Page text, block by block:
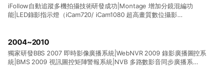
iFollow自動追蹤多機拍攝技術研發成功|Montage 增加分鏡混編功
能|LED錄影指示燈（iCam720/ iCam1080 超高畫質數位攝影
機)|iCam Live 現場直播軟體(後更名為監看軟體)
2004~2010
獨家研發BBS 2007 即時影像廣播系統|WebNVR 2009 錄影廣播圖控系
統|BMS 2009 視訊圖控矩陣警報系統|NVB 多路數影音同步廣播系